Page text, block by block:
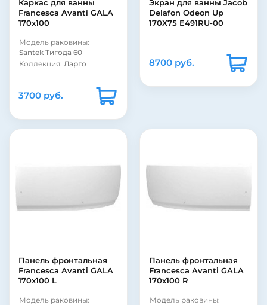
Каркас для ванны
Francesca Avanti GALA
170x100
Модель раковины:
Santek Тигода 60
Коллекция: Ларго
3700 руб.
Экран для ванны Jacob
Delafon Odeon Up
170X75 E491RU-00
8700 руб.
Панель фронтальная
Francesca Avanti GALA
170x100 L
Модель раковины:
Панель фронтальная
Francesca Avanti GALA
170x100 R
Модель раковины: